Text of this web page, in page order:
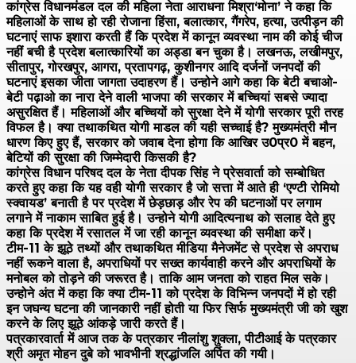
कांग्रेस विधानमंडल दल की महिला नेता आराधना मिश्रा‘मोना’ ने कहा कि
महिलाओं के साथ हो रही रोजाना हिंसा, बलात्कार, गैंगरेप, हत्या, उत्पीड़न की
घटनाएं साफ इशारा करती हैं कि प्रदेश में कानून व्यवस्था नाम की कोई चीज
नहीं बची है प्रदेश बलात्कारियों का अड्डा बन चुका है। लखनऊ, लखीमपुर,
सीतापुर, गोरखपुर, आगरा, प्रतापगढ़, कुशीनगर आदि दर्जनों जनपदों की
घटनाएं इसका जीता जागता उदाहरण हैं। उन्होने आगे कहा कि बेटी बचाओ-
बेटी पढ़ाओ का नारा देने वाली भाजपा की सरकार में बच्चियां सबसे ज्यादा
असुरक्षित हैं। महिलाओं और बच्चियों को सुरक्षा देने में योगी सरकार पूरी तरह
विफल है। क्या तथाकथित योगी माडल की यही सच्चाई है? मुख्यमंत्री मौन
धारण किए हुए हैं, सरकार को जवाब देना होगा कि आखिर उ0प्र0 में बहन,
बेटियों की सुरक्षा की जिम्मेदारी किसकी है?
कांग्रेस विधान परिषद दल के नेता दीपक सिंह ने प्रेसवार्ता को सम्बोधित
करते हुए कहा कि यह वही योगी सरकार है जो सत्ता में आते ही ‘एण्टी रोमियो
स्क्वायड’ बनाती है पर प्रदेश में छेड़छाड़ और रेप की घटनाओं पर लगाम
लगाने में नाकाम साबित हुई है। उन्होने योगी आदित्यनाथ को सलाह देते हुए
कहा कि प्रदेश में रसातल में जा रही कानून व्यवस्था की समीक्षा करें।
टीम-11 के झूठे तथ्यों और तथाकथित मीडिया मैनेजमेंट से प्रदेश से अपराध
नहीं रूकने वाला है, अपराधियों पर सख्त कार्यवाही करने और अपराधियों के
मनोबल को तोड़ने की जरूरत है। ताकि आम जनता को राहत मिल सके।
उन्होने अंत में कहा कि क्या टीम-11 को प्रदेश के विभिन्न जनपदों में हो रही
इन जघन्य घटना की जानकारी नहीं होती या फिर सिर्फ मुख्यमंत्री जी को खुश
करने के लिए झूठे आंकड़े जारी करते हैं।
पत्रकारवार्ता में आज तक के पत्रकार नीलांशु शुक्ला, पीटीआई के पत्रकार
श्री अमृत मोहन दुबे को भावभीनी श्रद्धांजलि अर्पित की गयी।